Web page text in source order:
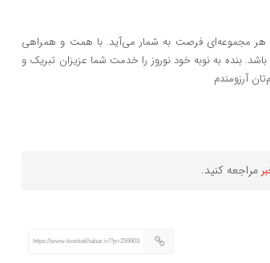
مجموعه‌ای فرصت به شمار می‌آید. با همت و همراهی
بنده به نوبه خود نوروز را خدمت شما عزیزان تبریک و
آرزومندم
مراجعه کنید.
https://www.kioskekhabar.ir/?p=259903